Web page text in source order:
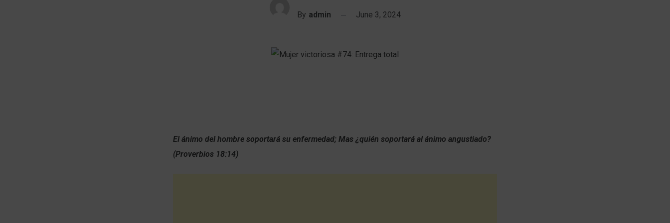
By admin June 3, 2024
El ánimo del hombre soportará su enfermedad; Mas ¿quién soportará al ánimo angustiado?
(Proverbios 18:14)